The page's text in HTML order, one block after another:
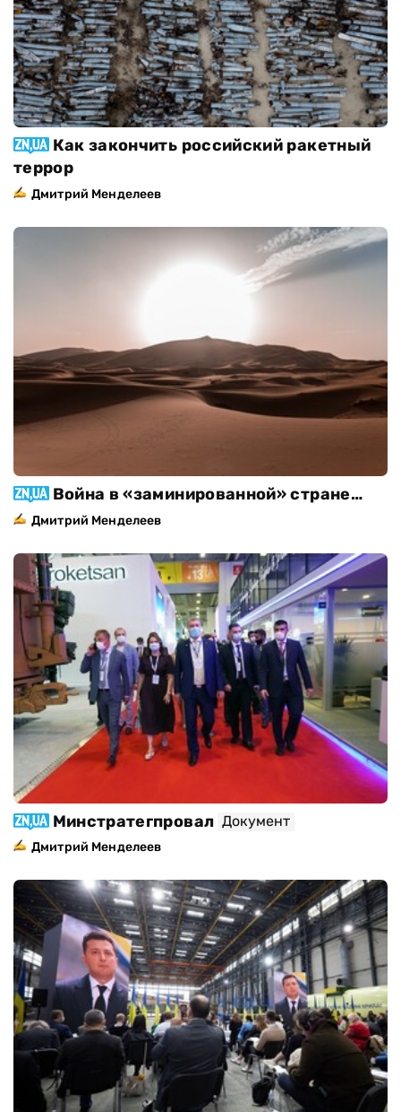
Как закончить российский ракетный
террор
Дмитрий Менделеев
Война в «заминированной» стране…
Дмитрий Менделеев
Минстратегпровал Документ
Дмитрий Менделеев